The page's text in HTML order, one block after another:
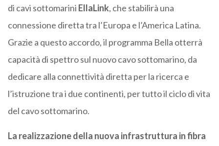
di cavi sottomarini EllaLink, che stabilirà una
connessione diretta tra l’Europa e l’America Latina.
Grazie a questo accordo, il programma Bella otterrà
capacità di spettro sul nuovo cavo sottomarino, da
dedicare alla connettività diretta per la ricerca e
l’istruzione tra i due continenti, per tutto il ciclo di vita
del cavo sottomarino.
La realizzazione della nuova infrastruttura in fibra